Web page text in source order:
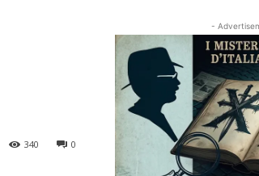
0
340
-